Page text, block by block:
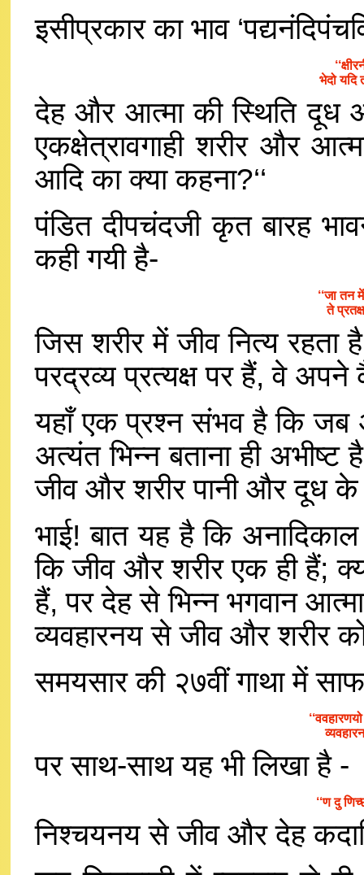
इसीप्रकार का भाव
भेदो यदि
देह और आत्मा की स्थिति दूध
एकक्षेत्रावगाही शरीर और
आदि का क्या कहना?‘‘
पंडित दीपचंदजी कृत बारह
कही गयी है-
‘‘जा तन
ते
जिस शरीर में जीव नित्य रहता
परद्रव्य प्रत्यक्ष पर हैं, वे
यहाँ एक प्रश्न संभव है कि जब
अत्यंत भिन्न बताना ही
जीव और शरीर पानी और दूध
भाई! बात यह है कि
कि जीव और शरीर एक ही हैं;
हैं, पर देह से भिन्न भगवान
व्यवहारनय से जीव और शरीर
समयसार की २७वीं गाथा में
पर साथ-साथ यह भी लिखा है -
‘‘ण दु
निश्चयनय से जीव और देह